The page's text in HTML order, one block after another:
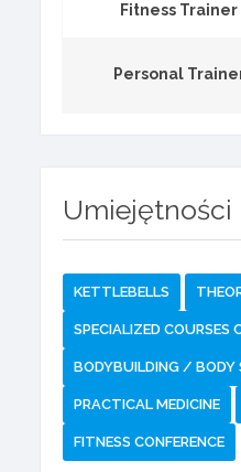
Fitness Trainer
Personal
Umiejętności
KETTLEBELLS
SPECIALIZED COURSES
BODYBUILDING / BODY
PRACTICAL MEDICINE
FITNESS CONFERENCE